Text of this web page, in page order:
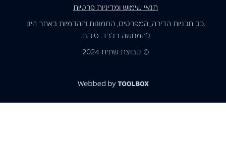
© קבוצת שתית 2024
.כל תכניות הדירה, המפרטים, התמונות וההדמיות באתר הינן
להמחשה בלבד. ט.ל.ח.
תנאי שימוש ומדיניות פרטיות